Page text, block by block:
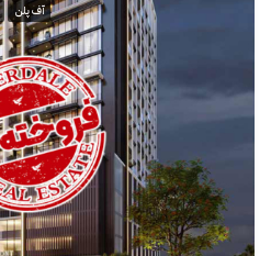
آف پلن